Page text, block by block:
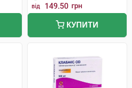
від 149.50 грн
КУПИТИ